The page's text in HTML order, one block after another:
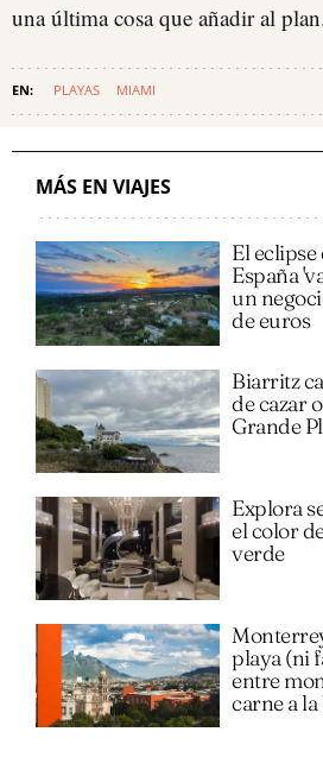
una última cosa que añadir al
PLAYAS MIAMI
MÁS EN VIAJES
El
España
un
de euros
Biarritz
de cazar
Grande
Explora
el color
verde
playa (ni
entre
carne a la